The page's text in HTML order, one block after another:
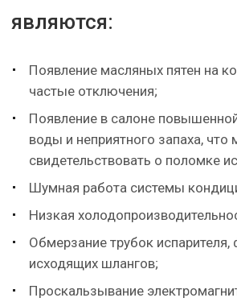
являются:
Появление масляных пятен на
частые отключения;
Появление в салоне
воды и неприятного запаха, что
свидетельствовать о поломке
Шумная работа системы
Низкая
Обмерзание трубок испарителя,
исходящих шлангов;
Проскальзывание